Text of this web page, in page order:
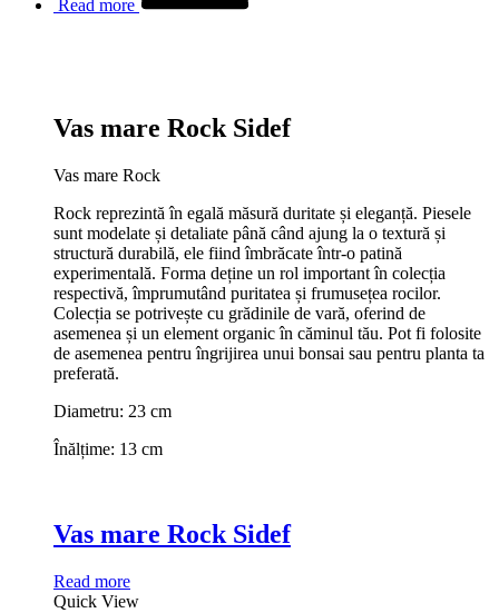
Read more
Vas mare Rock Sidef
Vas mare Rock
Rock reprezintă în egală măsură duritate și eleganță. Piesele
sunt modelate și detaliate până când ajung la o textură și
structură durabilă, ele fiind îmbrăcate într-o patină
experimentală. Forma deține un rol important în colecția
respectivă, împrumutând puritatea și frumusețea rocilor.
Colecția se potrivește cu grădinile de vară, oferind de
asemenea și un element organic în căminul tău. Pot fi folosite
de asemenea pentru îngrijirea unui bonsai sau pentru planta ta
preferată.
Diametru: 23 cm
Înălțime: 13 cm
Vas mare Rock Sidef
Read more
Quick View